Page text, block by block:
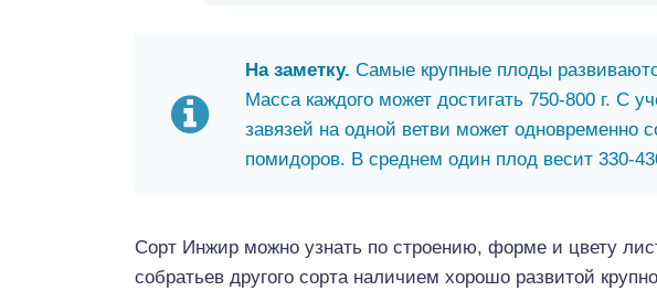
На заметку. Самые крупные плоды
Масса каждого может достигать 750-800 г. С
завязей на одной ветви может одновременно
помидоров. В среднем один плод весит 330-
Сорт Инжир можно узнать по строению, форме и цвету
собратьев другого сорта наличием хорошо развитой